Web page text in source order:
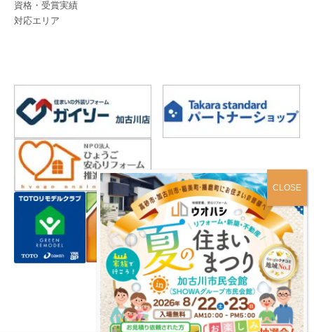
資格・受賞実績
対応エリア
プライバシーポリシー